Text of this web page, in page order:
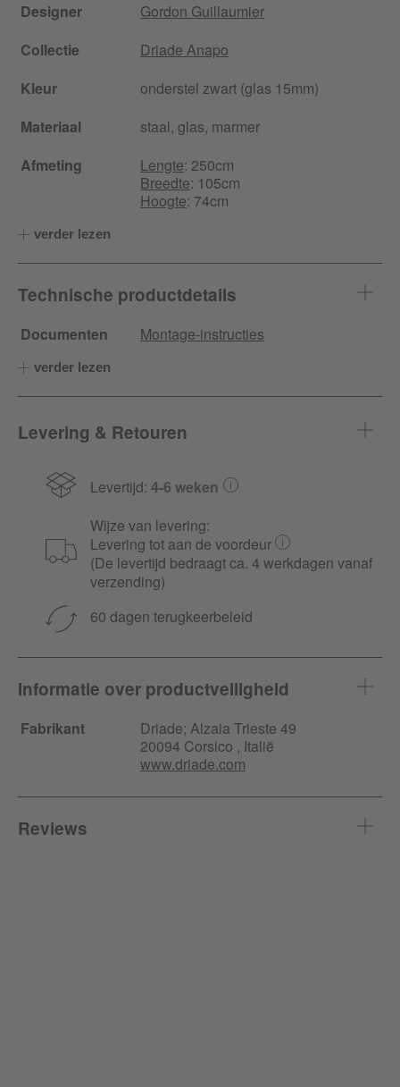
Designer
Gordon Guillaumier
Collectie
Driade Anapo
Kleur
onderstel zwart (glas 15mm)
Materiaal
staal, glas, marmer
Afmeting
Lengte: 250cm
Breedte: 105cm
Hoogte: 74cm
verder lezen
Technische productdetails
Documenten Montage-instructies
verder lezen
Levering & Retouren
Levertijd: 4-6 weken
Wijze van levering:
Levering tot aan de voordeur
(De levertijd bedraagt ca. 4 werkdagen vanaf
verzending)
60 dagen terugkeerbeleid
Informatie over productveiligheid
Fabrikant Driade; Alzaia Trieste 49
20094 Corsico , Italië
www.driade.com
Reviews